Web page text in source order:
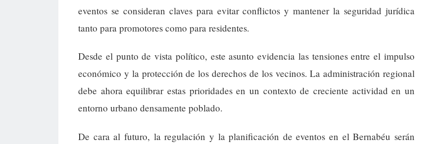
eventos se consideran claves para evitar conflictos y mantener la seguridad jurídica
tanto para promotores como para residentes.
Desde el punto de vista político, este asunto evidencia las tensiones entre el impulso
económico y la protección de los derechos de los vecinos. La administración regional
debe ahora equilibrar estas prioridades en un contexto de creciente actividad en un
entorno urbano densamente poblado.
De cara al futuro, la regulación y la planificación de eventos en el Bernabéu serán